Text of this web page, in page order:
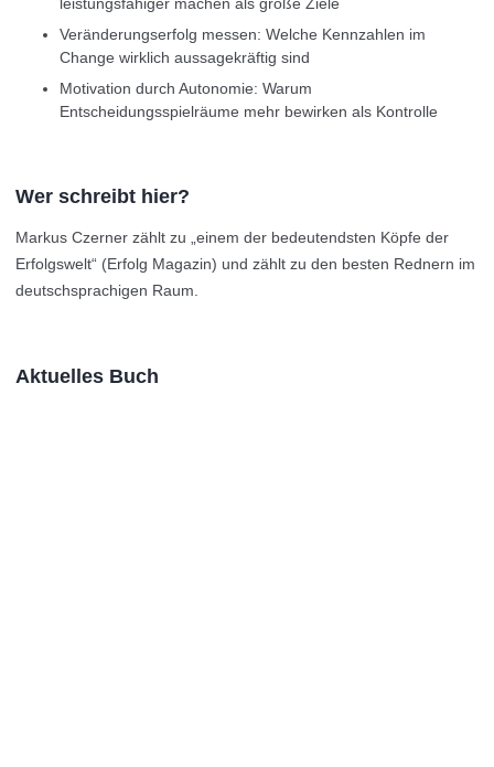
Veränderungserfolg messen: Welche Kennzahlen im
Change wirklich aussagekräftig sind
Motivation durch Autonomie: Warum
Entscheidungsspielräume mehr bewirken als Kontrolle
Wer schreibt hier?
Markus Czerner zählt zu „einem der bedeutendsten Köpfe der
Erfolgswelt“ (Erfolg Magazin) und zählt zu den besten Rednern im
deutschsprachigen Raum.
Aktuelles Buch